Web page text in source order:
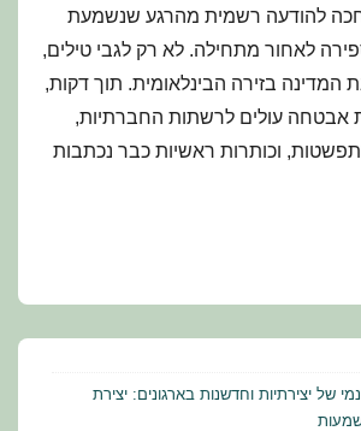
להודעה רשמית מהרגע שנשמעת
לאחור מתחילה. לא רק לגבי טילים,
המדינה בזירה הבינלאומית. תוך דקות,
אבטחה עולים לרשתות החברתיות,
וכותרות ראשיות כבר נכתבות
של יצירתיות וחדשנות בארגונים: יצירת